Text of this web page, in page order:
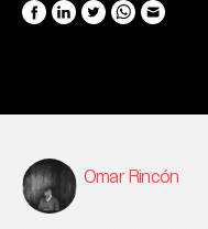
Omar Rincón